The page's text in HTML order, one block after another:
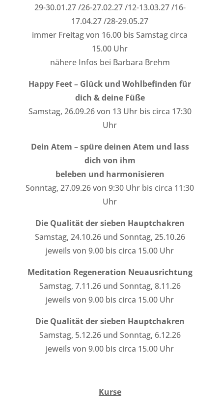
29-30.01.27 /26-27.02.27 /12-13.03.27 /16-
17.04.27 /28-29.05.27
immer Freitag von 16.00 bis Samstag circa
15.00 Uhr
nähere Infos bei Barbara Brehm
Happy Feet – Glück und Wohlbefinden für
dich & deine Füße
Samstag, 26.09.26 von 13 Uhr bis circa 17:30
Uhr
Dein Atem – spüre deinen Atem und lass
dich von ihm
beleben und harmonisieren
Sonntag, 27.09.26 von 9:30 Uhr bis circa 11:30
Uhr
Die Qualität der sieben Hauptchakren
Samstag, 24.10.26 und Sonntag, 25.10.26
jeweils von 9.00 bis circa 15.00 Uhr
Meditation Regeneration Neuausrichtung
Samstag, 7.11.26 und Sonntag, 8.11.26
jeweils von 9.00 bis circa 15.00 Uhr
Die Qualität der sieben Hauptchakren
Samstag, 5.12.26 und Sonntag, 6.12.26
jeweils von 9.00 bis circa 15.00 Uhr
Kurse